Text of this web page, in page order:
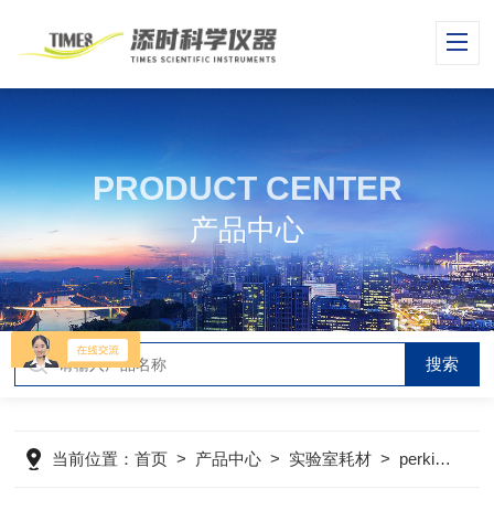
PRODUCT CENTER
产品中心
当前位置：首页 > 产品中心 > 实验室耗材 > perkinelmer（PE）配件耗材